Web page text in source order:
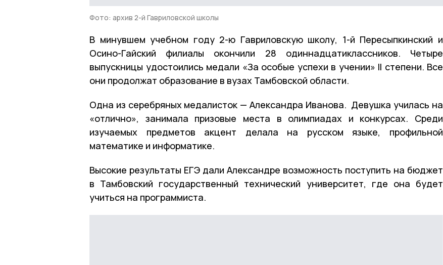
Фото: архив 2-й Гавриловской школы
В минувшем учебном году 2-ю Гавриловскую школу, 1-й Пересыпкинский и
Осино-Гайский филиалы окончили
28 одиннадцатиклассников. Четыре
выпускницы удостоились медали «За особые успехи в учении» II степени. Все
они продолжат образование в вузах Тамбовской области.
Одна из серебряных медалисток — Александра Иванова. Девушка училась на
«отлично», занимала призовые места в олимпиадах и конкурсах. Среди
изучаемых предметов акцент делала на русском языке, профильной
математике и информатике.
Высокие результаты ЕГЭ дали Александре возможность поступить на бюджет
в Тамбовский государственный технический университет, где она будет
учиться на программиста.